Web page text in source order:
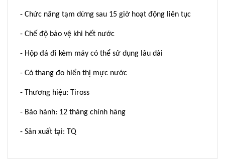
- Chức năng tạm dừng sau 15 giờ hoạt động liên tục
- Chế độ bảo vệ khi hết nước
- Hộp đá đi kèm máy có thể sử dụng lâu dài
- Có thang đo hiển thị mực nước
- Thương hiệu: Tiross
- Bảo hành: 12 tháng chính hãng
- Sản xuất tại: TQ